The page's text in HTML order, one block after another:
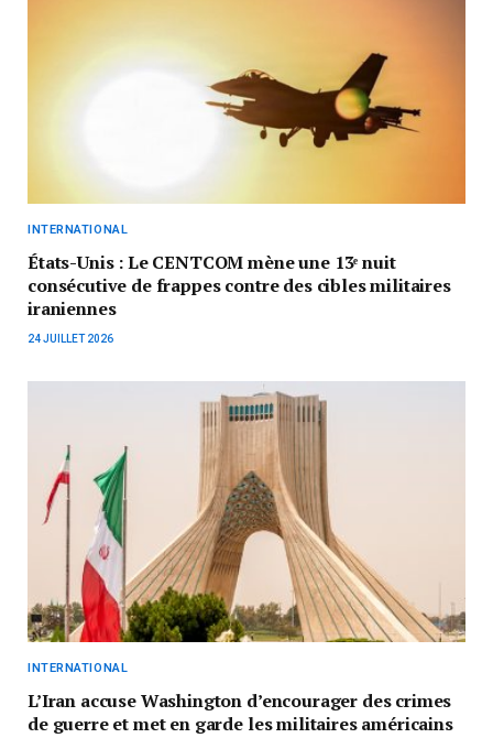
INTERNATIONAL
États-Unis : Le CENTCOM mène une 13ᵉ nuit
consécutive de frappes contre des cibles militaires
iraniennes
24 JUILLET 2026
INTERNATIONAL
L’Iran accuse Washington d’encourager des crimes
de guerre et met en garde les militaires américains